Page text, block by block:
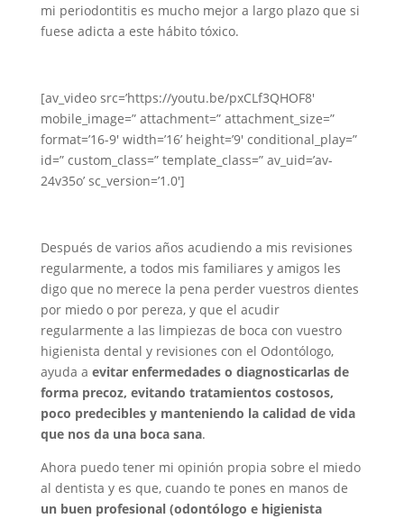
mi periodontitis es mucho mejor a largo plazo que si
fuese adicta a este hábito tóxico.
[av_video src=’https://youtu.be/pxCLf3QHOF8′
mobile_image=” attachment=” attachment_size=”
format=’16-9′ width=’16’ height=’9′ conditional_play=”
id=” custom_class=” template_class=” av_uid=’av-
24v35o’ sc_version=’1.0′]
Después de varios años acudiendo a mis revisiones
regularmente, a todos mis familiares y amigos les
digo que no merece la pena perder vuestros dientes
por miedo o por pereza, y que el acudir
regularmente a las limpiezas de boca con vuestro
higienista dental y revisiones con el Odontólogo,
ayuda a evitar enfermedades o diagnosticarlas de
forma precoz, evitando tratamientos costosos,
poco predecibles y manteniendo la calidad de vida
que nos da una boca sana.
Ahora puedo tener mi opinión propia sobre el miedo
al dentista y es que, cuando te pones en manos de
un buen profesional (odontólogo e higienista